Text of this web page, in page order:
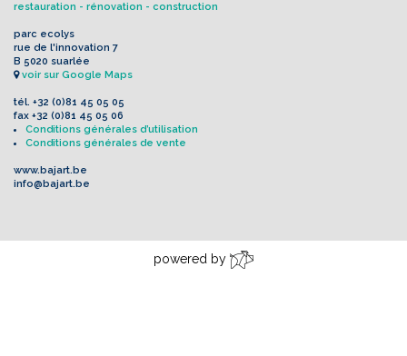
restauration - rénovation - construction
parc ecolys
rue de l'innovation 7
B 5020 suarlée
voir sur Google Maps
tél. +32 (0)81 45 05 05
fax +32 (0)81 45 05 06
Conditions générales d’utilisation
Conditions générales de vente
www.bajart.be
info@bajart.be
powered by